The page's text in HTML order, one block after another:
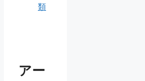
類
アー